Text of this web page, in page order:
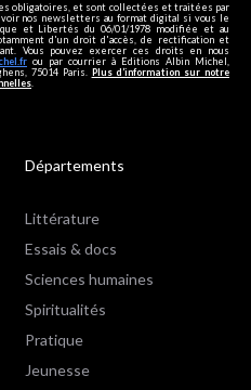
obligatoires, et sont collectées et traitées par
nos newsletters au format digital si vous le
et Libertés du 06/01/1978 modifiée et au
d'un droit d'accès, de rectification et
Vous pouvez exercer ces droits en nous
ou par courrier à Editions Albin Michel,
75014 Paris. Plus d’information sur notre
.
Départements
Littérature
Essais & docs
Sciences humaines
Spiritualités
Pratique
Jeunesse